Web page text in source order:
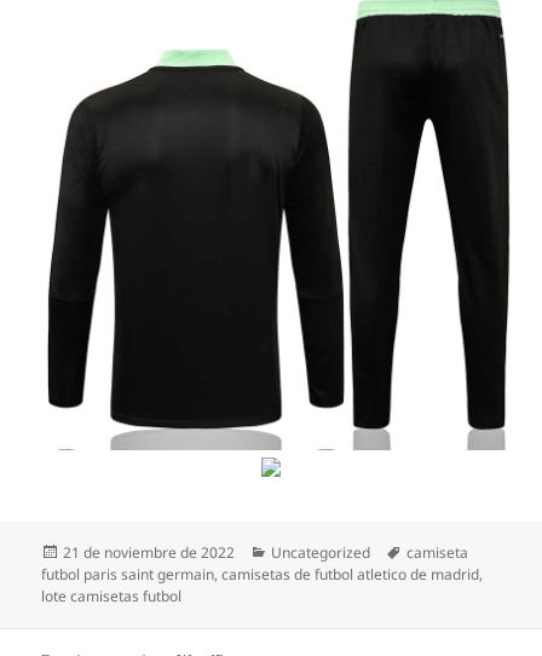
Publicado
el
21 de noviembre de 2022 Categorías
Uncategorized Etiquetas
camiseta
futbol paris saint germain,camisetas de futbol atletico de madrid,
lote camisetas futbol